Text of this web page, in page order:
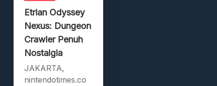
Etrian Odyssey
Nexus: Dungeon
Crawler Penuh
Nostalgia
JAKARTA,
nintendotimes.co